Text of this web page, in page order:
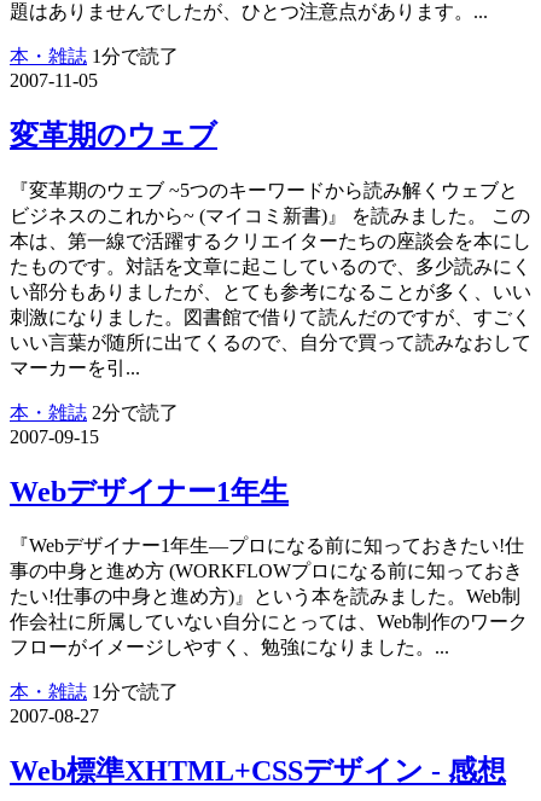
題はありませんでしたが、ひとつ注意点があります。...
本・雑誌 1分で読了
2007-11-05
変革期のウェブ
『変革期のウェブ ~5つのキーワードから読み解くウェブと
ビジネスのこれから~ (マイコミ新書)』 を読みました。 この
本は、第一線で活躍するクリエイターたちの座談会を本にし
たものです。対話を文章に起こしているので、多少読みにく
い部分もありましたが、とても参考になることが多く、いい
刺激になりました。図書館で借りて読んだのですが、すごく
いい言葉が随所に出てくるので、自分で買って読みなおして
マーカーを引...
本・雑誌 2分で読了
2007-09-15
Webデザイナー1年生
『Webデザイナー1年生―プロになる前に知っておきたい!仕
事の中身と進め方 (WORKFLOWプロになる前に知っておき
たい!仕事の中身と進め方)』という本を読みました。Web制
作会社に所属していない自分にとっては、Web制作のワーク
フローがイメージしやすく、勉強になりました。...
本・雑誌 1分で読了
2007-08-27
Web標準XHTML+CSSデザイン - 感想